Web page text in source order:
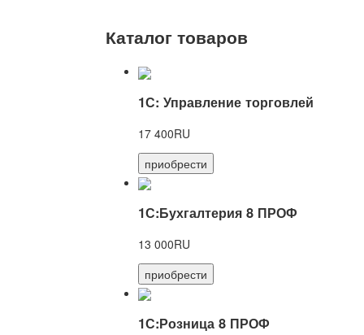
Каталог товаров
1С: Управление торговлей
17 400RU
приобрести
1С:Бухгалтерия 8 ПРОФ
13 000RU
приобрести
1С:Розница 8 ПРОФ